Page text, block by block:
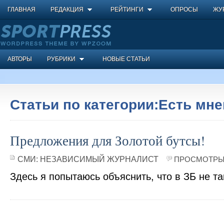
ГЛАВНАЯ РЕДАКЦИЯ РЕЙТИНГИ ОПРОСЫ
АВТОРЫ РУБРИКИ НОВЫЕ СТАТЬИ
Статьи по категории:Есть
Предложения для Золотой бутсы!
СМИ: НЕЗАВИСИМЫЙ ЖУРНАЛИСТ ПРОСМОТРЫ
Здесь я попытаюсь объяснить, что в ЗБ не